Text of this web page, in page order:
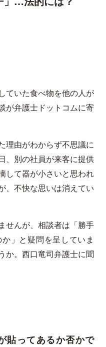
ていた食べ物を他の人が
弁護士ドットコムに寄
理由がわからず不思議に
、別の社員が来客に提供
して器が小さいと思われ
、不快な思いは消えてい
せんが、相談者は「勝手
」と疑問を呈していま
か。西口竜司弁護士に聞
貼ってあるか否かで